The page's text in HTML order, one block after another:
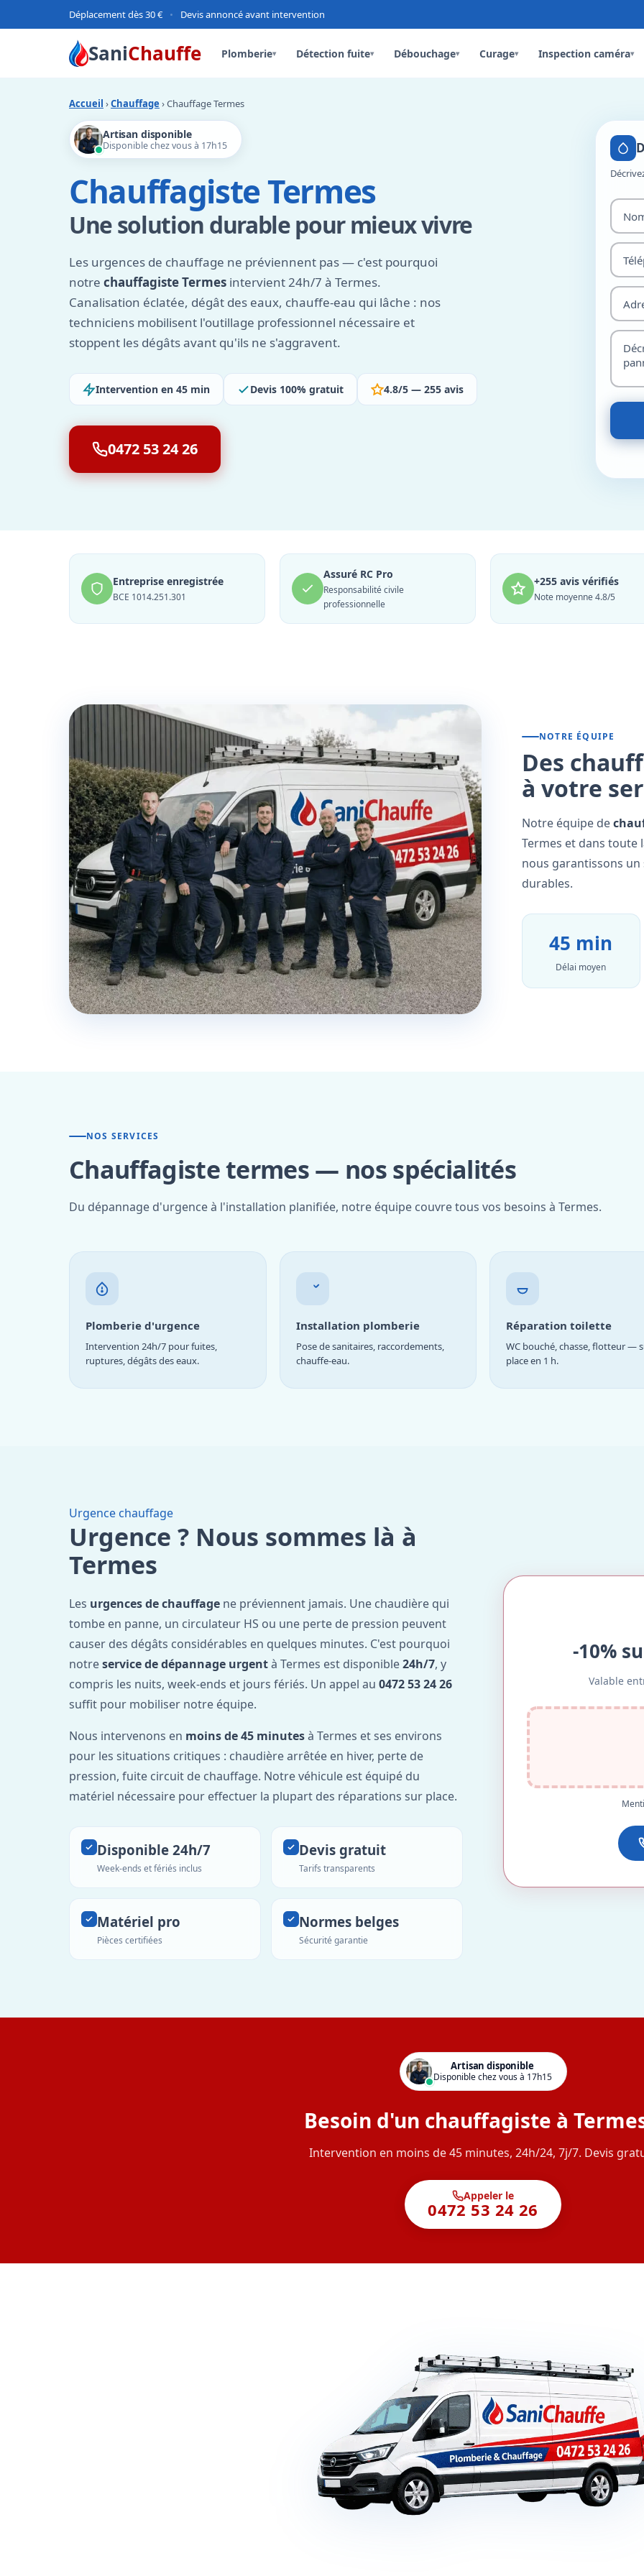
Déplacement dès 30 € • Devis annoncé avant intervention
SaniChauffe Plomberie▾ Détection fuite▾ Débouchage▾ Curage▾ Inspection caméra▾
Accueil ›Chauffage › Chauffage Termes
Artisan disponible
Disponible chez vous à 17h15
Chauffagiste Termes
Une solution durable pour mieux vivre
Les urgences de chauffage ne préviennent pas — c'est pourquoi
notre chauffagiste Termes intervient 24h/7 à Termes.
Canalisation éclatée, dégât des eaux, chauffe-eau qui lâche : nos
techniciens mobilisent l'outillage professionnel nécessaire et
stoppent les dégâts avant qu'ils ne s'aggravent.
Intervention en 45 min Devis 100% gratuit 4.8/5 — 255 avis
0472 53 24 26
Entreprise enregistrée
BCE 1014.251.301
Assuré RC Pro
Responsabilité civile
professionnelle
+255 avis vérifiés
Note moyenne 4.8/5
NOTRE ÉQUIPE
Des
à votre
Notre équipe de
Termes et dans toute
nous garantissons
durables.
45 min
Délai moyen
NOS SERVICES
Chauffagiste termes — nos spécialités
Du dépannage d'urgence à l'installation planifiée, notre équipe couvre tous vos besoins à Termes.
Plomberie d'urgence
Intervention 24h/7 pour fuites,
ruptures, dégâts des eaux.
Installation plomberie
Pose de sanitaires, raccordements,
chauffe-eau.
Réparation toilette
WC bouché, chasse, flotteur —
place en 1 h.
Urgence chauffage
Urgence ? Nous sommes là à
Termes
Les urgences de chauffage ne préviennent jamais. Une chaudière qui
tombe en panne, un circulateur HS ou une perte de pression peuvent
causer des dégâts considérables en quelques minutes. C'est pourquoi
notreservice de dépannage urgentà Termes est disponible24h/7, y
compris les nuits, week-ends et jours fériés. Un appel au 0472 53 24 26
suffit pour mobiliser notre équipe.
Nous intervenons en moins de 45 minutesà Termes et ses environs
pour les situations critiques : chaudière arrêtée en hiver, perte de
pression, fuite circuit de chauffage. Notre véhicule est équipé du
matériel nécessaire pour effectuer la plupart des réparations sur place.
Disponible 24h/7
Week-ends et fériés inclus
Devis gratuit
Tarifs transparents
Matériel pro
Pièces certifiées
Normes belges
Sécurité garantie
-10%
Valable
Artisan disponible
Disponible chez vous à 17h15
Besoin d'un chauffagiste à
Intervention en moins de 45 minutes, 24h/24, 7j/7. Devis
Appeler le
0472 53 24 26